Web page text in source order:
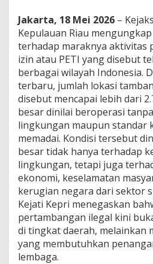
Jakarta, 18 Mei 2026 –
Kepulauan Riau
terhadap maraknya aktivitas
izin atau PETI yang disebut
berbagai wilayah Indonesia.
terbaru, jumlah lokasi
disebut mencapai lebih dari
besar dinilai beroperasi
lingkungan maupun standar
memadai. Kondisi tersebut
besar tidak hanya terhadap
lingkungan, tetapi juga
ekonomi, keselamatan
kerugian negara dari sektor
Kejati Kepri menegaskan
pertambangan ilegal kini
di tingkat daerah, melainkan
yang membutuhkan
lembaga.